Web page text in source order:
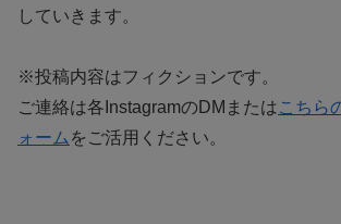
していきます。
※投稿内容はフィクションです。
ご連絡は各InstagramのDMまたはこちら
ォームをご活用ください。